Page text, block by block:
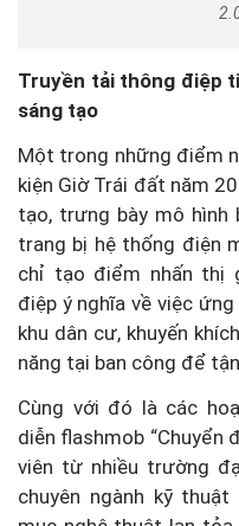
Truyền tải thông điệp
sáng tạo
Một trong những điểm
kiện Giờ Trái đất năm
tạo, trưng bày mô hình
trang bị hệ thống điện
chỉ tạo điểm nhấn thị
điệp ý nghĩa về việc
khu dân cư, khuyến
năng tại ban công để
Cùng với đó là các
diễn flashmob “Chuyển
viên từ nhiều trường
chuyên ngành kỹ